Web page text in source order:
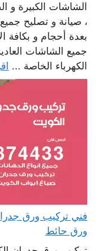
الشاشات الكبيرة و
، صيانة و تصليح
بعدة أحجام و بكافة
جميع الشاشات
الكهرباء الخاصة ...
ورق حائط